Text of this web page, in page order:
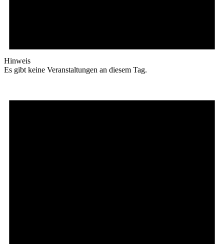
Hinweis
Es gibt keine Veranstaltungen an diesem Tag.